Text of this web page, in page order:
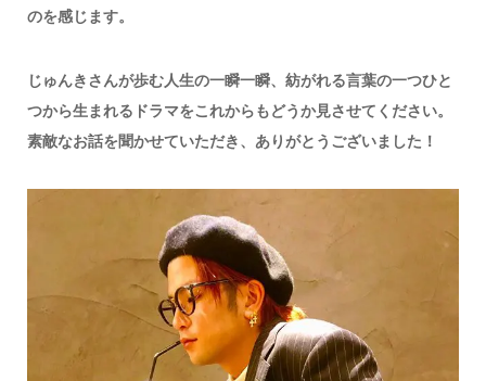
のを感じます。
じゅんきさんが歩む人生の一瞬一瞬、紡がれる言葉の一つひと
つから生まれるドラマをこれからもどうか見させてください。
素敵なお話を聞かせていただき、ありがとうございました！